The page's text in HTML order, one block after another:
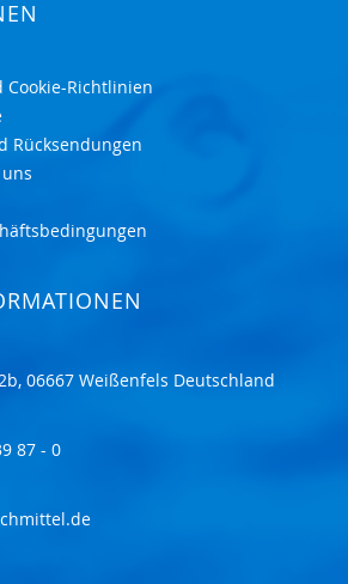
Cookie-Richtlinien
Rücksendungen
06667 Weißenfels Deutschland
87 - 0